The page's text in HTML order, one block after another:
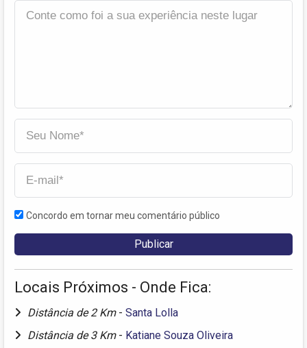
Concordo em tornar meu comentário público
Locais Próximos - Onde Fica:
Distância de 2 Km - Santa Lolla
Distância de 3 Km - Katiane Souza Oliveira